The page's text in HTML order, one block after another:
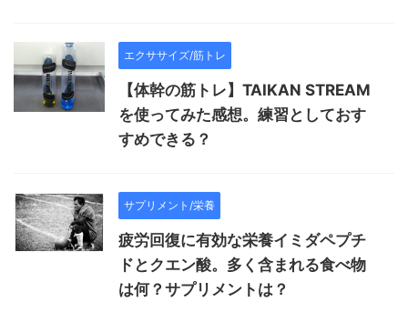
エクササイズ/筋トレ
【体幹の筋トレ】TAIKAN STREAM
を使ってみた感想。練習としておす
すめできる？
サプリメント/栄養
疲労回復に有効な栄養イミダペプチ
ドとクエン酸。多く含まれる食べ物
は何？サプリメントは？